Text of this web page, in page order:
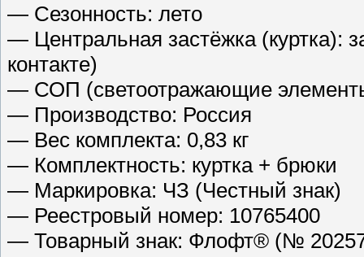
— Сезонность: лето
— Центральная застёжка (куртка):
контакте)
— СОП (светоотражающие
— Производство: Россия
— Вес комплекта: 0,83 кг
— Комплектность: куртка + брюки
— Маркировка: ЧЗ (Честный знак)
— Реестровый номер: 10765400
— Товарный знак: Флофт® (№